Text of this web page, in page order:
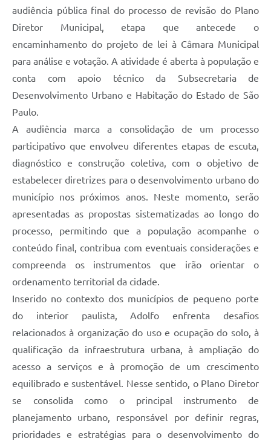
audiência pública final do processo de revisão do Plano
Diretor Municipal, etapa que antecede o
encaminhamento do projeto de lei à Câmara Municipal
para análise e votação. A atividade é aberta à população e
conta com apoio técnico da Subsecretaria de
Desenvolvimento Urbano e Habitação do Estado de São
Paulo.
A audiência marca a consolidação de um processo
participativo que envolveu diferentes etapas de escuta,
diagnóstico e construção coletiva, com o objetivo de
estabelecer diretrizes para o desenvolvimento urbano do
município nos próximos anos. Neste momento, serão
apresentadas as propostas sistematizadas ao longo do
processo, permitindo que a população acompanhe o
conteúdo final, contribua com eventuais considerações e
compreenda os instrumentos que irão orientar o
ordenamento territorial da cidade.
Inserido no contexto dos municípios de pequeno porte
do interior paulista, Adolfo enfrenta desafios
relacionados à organização do uso e ocupação do solo, à
qualificação da infraestrutura urbana, à ampliação do
acesso a serviços e à promoção de um crescimento
equilibrado e sustentável. Nesse sentido, o Plano Diretor
se consolida como o principal instrumento de
planejamento urbano, responsável por definir regras,
prioridades e estratégias para o desenvolvimento do